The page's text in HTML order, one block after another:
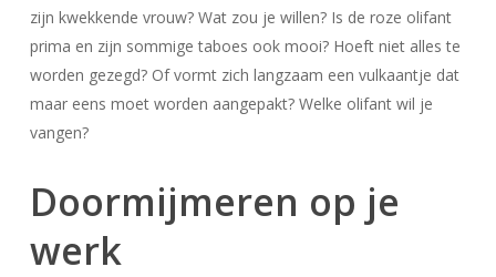
zijn kwekkende vrouw? Wat zou je willen? Is de roze olifant
prima en zijn sommige taboes ook mooi? Hoeft niet alles te
worden gezegd? Of vormt zich langzaam een vulkaantje dat
maar eens moet worden aangepakt? Welke olifant wil je
vangen?
Doormijmeren op je
werk